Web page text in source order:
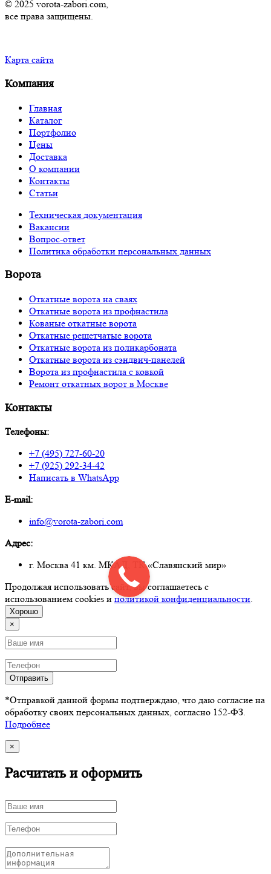
© 2025 vorota-zabori.com,
все права защищены.
Карта сайта
Компания
Главная
Каталог
Портфолио
Цены
Доставка
О компании
Контакты
Статьи
Техническая документация
Вакансии
Вопрос-ответ
Политика обработки персональных данных
Ворота
Откатные ворота на сваях
Откатные ворота из профнастила
Кованые откатные ворота
Откатные решетчатые ворота
Откатные ворота из поликарбоната
Откатные ворота из сэндвич-панелей
Ворота из профнастила с ковкой
Ремонт откатных ворот в Москве
Контакты
Телефоны:
+7 (495) 727-60-20
+7 (925) 292-34-42
Написать в WhatsApp
E-mail:
info@vorota-zabori.com
Адрес:
г. Москва 41 км. МКАД, ТК «Славянский мир»
Продолжая использовать сайт, вы соглашаетесь с
использованием cookies и политикой конфиденциальности.
Хорошо
×
Отправить
*Отправкой данной формы подтверждаю, что даю согласие на
обработку своих персональных данных, согласно 152-ФЗ.
Подробнее
×
Расчитать и оформить